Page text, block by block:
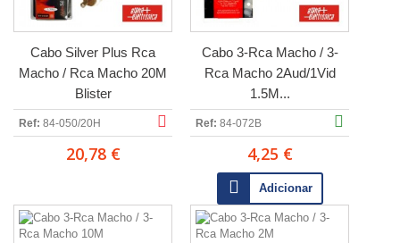
Cabo Silver Plus Rca
Macho / Rca Macho 20M
Blister
Ref: 84-050/20H
20,78 €
Cabo 3-Rca Macho / 3-
Rca Macho 2Aud/1Vid
1.5M...
Ref: 84-072B
4,25 €
Adicionar